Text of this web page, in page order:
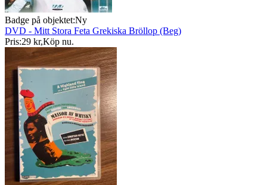
Badge på objektet:Ny
DVD - Mitt Stora Feta Grekiska Bröllop (Beg)
Pris:29 kr,Köp nu.